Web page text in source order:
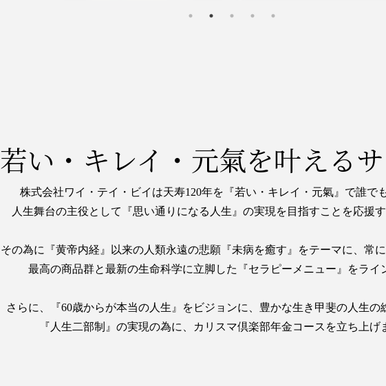
若い・キレイ・元氣を叶える
株式会社ワイ・テイ・ビイは天寿120年を『若い・キレイ・元氣』で誰で
人生舞台の主役として『思い通りになる人生』の実現を目指すことを応援
その為に『黄帝内経』以来の人類永遠の悲願『未病を癒す』をテーマに、常
最高の商品群と最新の生命科学に立脚した『セラピーメニュー』をライ
さらに、『60歳からが本当の人生』をビジョンに、豊かな生き甲斐の人生の
『人生二部制』の実現の為に、カリスマ倶楽部年金コースを立ち上げ